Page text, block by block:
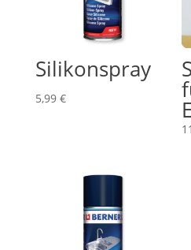
Silikonspray
5,99 €